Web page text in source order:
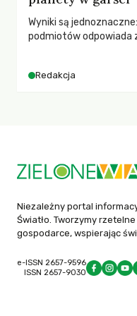
Wyniki są
podmiotów odpowiada
Redakcja
Niezależny portal
Światło. Tworzymy
gospodarce, wspierając
e-ISSN 2657-9596
ISSN 2657-9030